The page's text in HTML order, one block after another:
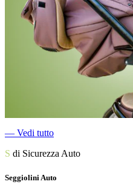
― Vedi tutto
S di Sicurezza Auto
Seggiolini Auto